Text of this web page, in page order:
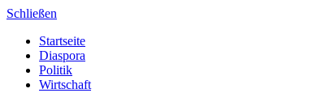
Schließen
Startseite
Diaspora
Politik
Wirtschaft